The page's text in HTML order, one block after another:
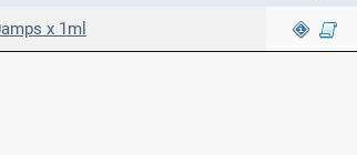
x 1ml